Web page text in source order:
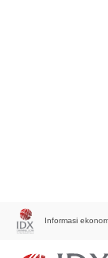
Informasi